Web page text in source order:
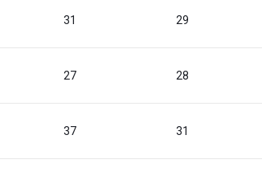
31 29
27 28
37 31